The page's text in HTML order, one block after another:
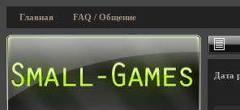
Главная FAQ / Общение
Дата